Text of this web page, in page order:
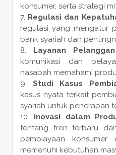
konsumer, serta strategi
Regulasi dan
regulasi yang mengatur
bank syariah dan
Layanan
komunikasi dan
nasabah memahami
Studi Kasus
kasus nyata terkait
syariah untuk penerapan
Inovasi dalam
tentang tren terbaru
pembiayaan
memenuhi kebutuhan